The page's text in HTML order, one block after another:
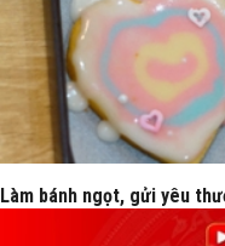
Làm bánh ngọt, gửi yêu